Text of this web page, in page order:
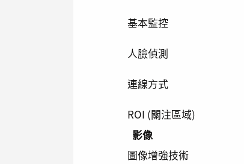
基本監控
人臉偵測
連線方式
ROI (關注區域)
影像
圖像增強技術